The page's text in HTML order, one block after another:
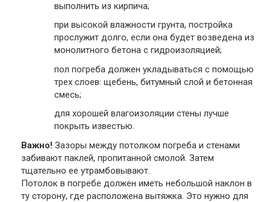
выполнить из кирпича;
при высокой влажности грунта, постройка
прослужит долго, если она будет возведена из
монолитного бетона с гидроизоляцией;
пол погреба должен укладываться с помощью
трех слоев: щебень, битумный слой и бетонная
смесь;
для хорошей влагоизоляции стены лучше
покрыть известью.
Важно! Зазоры между потолком погреба и стенами
забивают паклей, пропитанной смолой. Затем
тщательно ее утрамбовывают.
Потолок в погребе должен иметь небольшой наклон в
ту сторону, где расположена вытяжка. Это нужно для